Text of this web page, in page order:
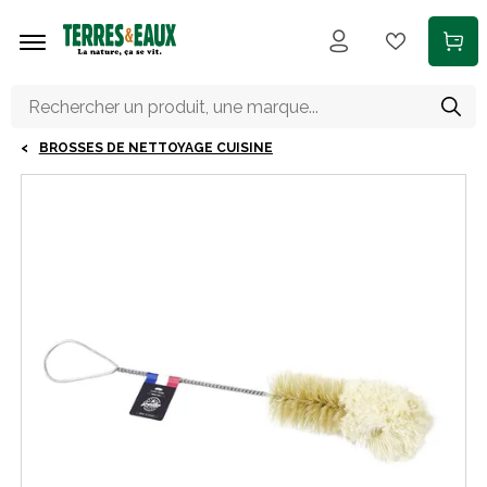
BROSSES DE NETTOYAGE CUISINE